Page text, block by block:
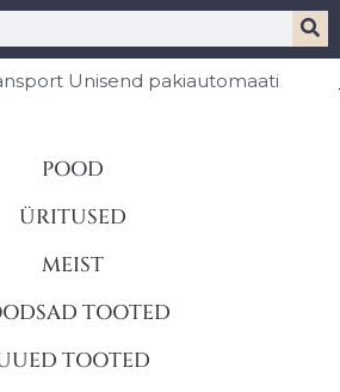
Unisend pakiautomaati
POOD
ÜRITUSED
MEIST
TOOTED
TOOTED